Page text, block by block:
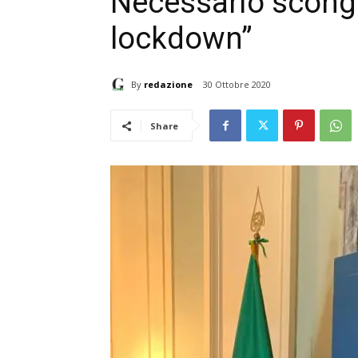
lockdown”
By redazione 30 Ottobre 2020
Share